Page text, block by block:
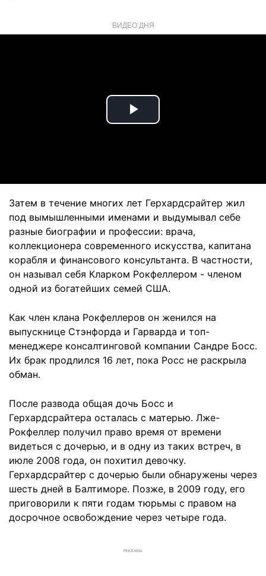
ВИДЕО ДНЯ
Play
Затем в течение многих лет Герхардсрайтер жил
под вымышленными именами и выдумывал себе
разные биографии и профессии: врача,
коллекционера современного искусства, капитана
корабля и финансового консультанта. В частности,
он называл себя Кларком Рокфеллером - членом
одной из богатейших семей США.
Как член клана Рокфеллеров он женился на
выпускнице Стэнфорда и Гарварда и топ-
менеджере консалтинговой компании Сандре Босс.
Их брак продлился 16 лет, пока Росс не раскрыла
обман.
После развода общая дочь Босс и
Герхардсрайтера осталась с матерью. Лже-
Рокфеллер получил право время от времени
видеться с дочерью, и в одну из таких встреч, в
июле 2008 года, он похитил девочку.
Герхардсрайтер с дочерью были обнаружены через
шесть дней в Балтиморе. Позже, в 2009 году, его
приговорили к пяти годам тюрьмы с правом на
досрочное освобождение через четыре года.
РЕКЛАМА